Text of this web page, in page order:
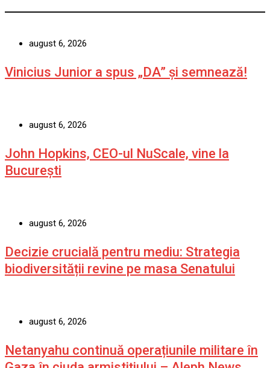
august 6, 2026
Vinicius Junior a spus „DA” și semnează!
august 6, 2026
John Hopkins, CEO-ul NuScale, vine la
București
august 6, 2026
Decizie crucială pentru mediu: Strategia
biodiversității revine pe masa Senatului
august 6, 2026
Netanyahu continuă operațiunile militare în